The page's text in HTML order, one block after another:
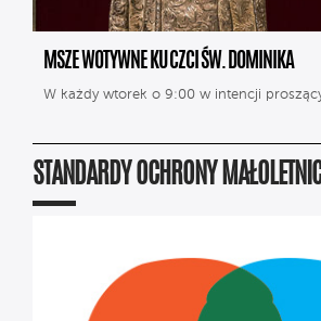
MSZE WOTYWNE KU CZCI ŚW. DOMINIKA
W każdy wtorek o 9:00 w intencji
STANDARDY OCHRONY